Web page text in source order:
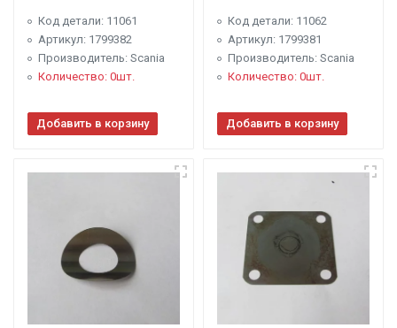
Код детали: 11061
Артикул: 1799382
Производитель: Scania
Количество: 0шт.
Добавить в корзину
Код детали: 11062
Артикул: 1799381
Производитель: Scania
Количество: 0шт.
Добавить в корзину